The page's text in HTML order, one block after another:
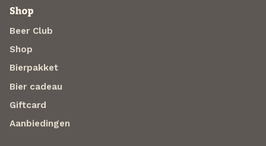
Shop
Beer Club
Shop
Bierpakket
Bier cadeau
Giftcard
Aanbiedingen